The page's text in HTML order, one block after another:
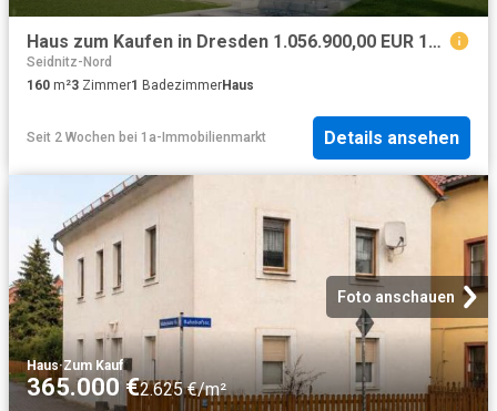
Haus zum Kaufen in Dresden 1.056.900,00 EUR 160 m²
Seidnitz-Nord
160 m²3 Zimmer1 BadezimmerHaus
Seit 2 Wochen bei 1a-Immobilienmarkt Details ansehen
Foto anschauen
Haus·Zum Kauf
365.000 €2.625 €/m²